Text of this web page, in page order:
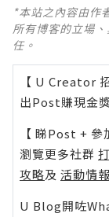
*本站之內容由作
所有博客的立場
任。
【 U Creator
出Post賺現金
【 睇Post + 參
瀏覽更多社群
攻略及 活動情報
U Blog開咗